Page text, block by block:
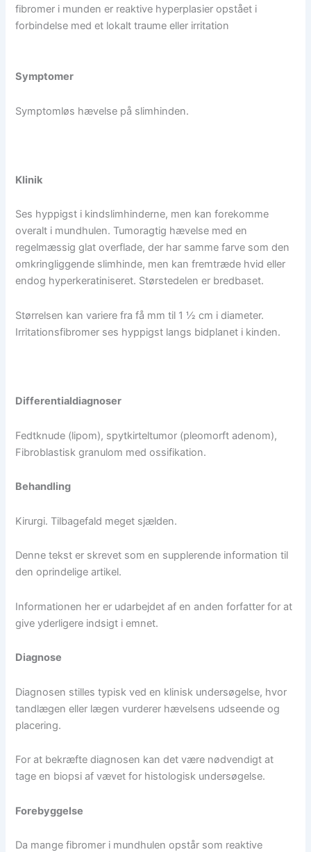
fibromer i munden er reaktive hyperplasier opstået i
forbindelse med et lokalt traume eller irritation
Symptomer
Symptomløs hævelse på slimhinden.
Klinik
Ses hyppigst i kindslimhinderne, men kan forekomme
overalt i mundhulen. Tumoragtig hævelse med en
regelmæssig glat overflade, der har samme farve som den
omkringliggende slimhinde, men kan fremtræde hvid eller
endog hyperkeratiniseret. Størstedelen er bredbaset.
Størrelsen kan variere fra få mm til 1 ½ cm i diameter.
Irritationsfibromer ses hyppigst langs bidplanet i kinden.
Differentialdiagnoser
Fedtknude (lipom), spytkirteltumor (pleomorft adenom),
Fibroblastisk granulom med ossifikation.
Behandling
Kirurgi. Tilbagefald meget sjælden.
Denne tekst er skrevet som en supplerende information til
den oprindelige artikel.
Informationen her er udarbejdet af en anden forfatter for at
give yderligere indsigt i emnet.
Diagnose
Diagnosen stilles typisk ved en klinisk undersøgelse, hvor
tandlægen eller lægen vurderer hævelsens udseende og
placering.
For at bekræfte diagnosen kan det være nødvendigt at
tage en biopsi af vævet for histologisk undersøgelse.
Forebyggelse
Da mange fibromer i mundhulen opstår som reaktive